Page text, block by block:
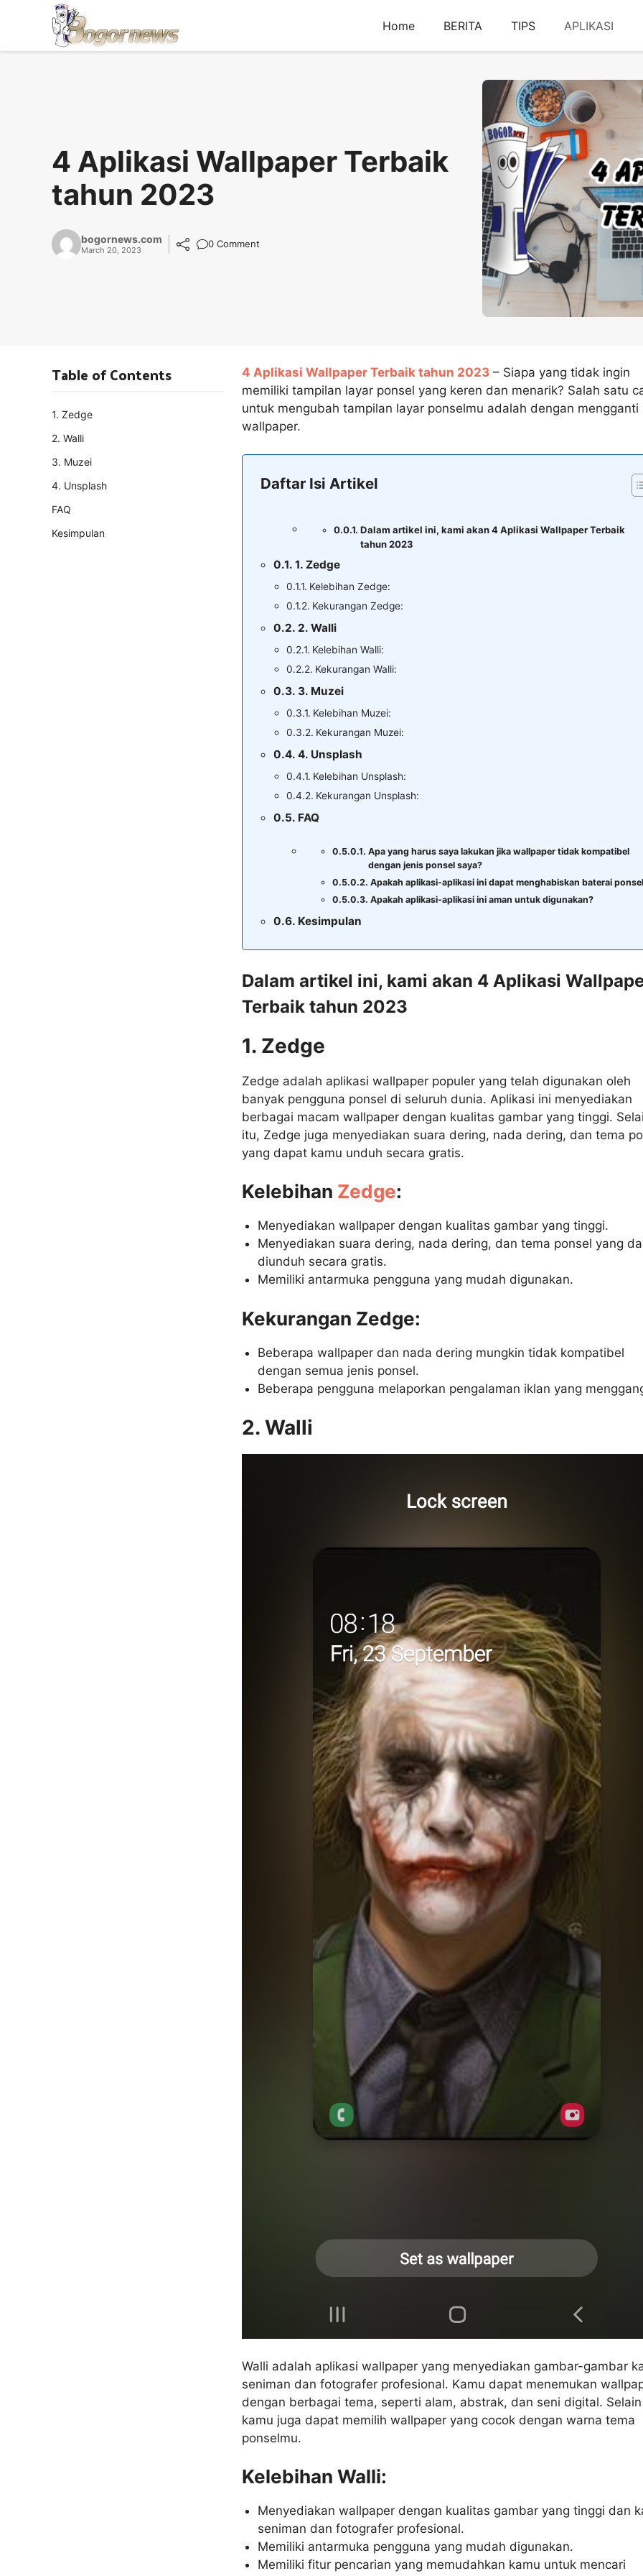
Home BERITA TIPS APLIKASI
4 Aplikasi Wallpaper Terbaik
tahun 2023
bogornews.com
March 20, 2023
0 Comment
4 Aplikasi Wallpaper Terbaik tahun 2023 – Siapa yang tidak ingin
memiliki tampilan layar ponsel yang keren dan menarik? Salah satu
untuk mengubah tampilan layar ponselmu adalah dengan mengganti
wallpaper.
Daftar Isi Artikel
Dalam artikel ini, kami akan 4 Aplikasi Wallpaper Terbaik
tahun 2023
1. Zedge
Kelebihan Zedge:
Kekurangan Zedge:
2. Walli
Kelebihan Walli:
Kekurangan Walli:
3. Muzei
Kelebihan Muzei:
Kekurangan Muzei:
4. Unsplash
Kelebihan Unsplash:
Kekurangan Unsplash:
FAQ
Apa yang harus saya lakukan jika wallpaper tidak kompatibel
dengan jenis ponsel saya?
Apakah aplikasi-aplikasi ini dapat menghabiskan baterai
Apakah aplikasi-aplikasi ini aman untuk digunakan?
Kesimpulan
Dalam artikel ini, kami akan 4 Aplikasi
Terbaik tahun 2023
1. Zedge
Zedge adalah aplikasi wallpaper populer yang telah digunakan oleh
banyak pengguna ponsel di seluruh dunia. Aplikasi ini menyediakan
berbagai macam wallpaper dengan kualitas gambar yang tinggi.
itu, Zedge juga menyediakan suara dering, nada dering, dan tema
yang dapat kamu unduh secara gratis.
Kelebihan Zedge:
Menyediakan wallpaper dengan kualitas gambar yang tinggi.
Menyediakan suara dering, nada dering, dan tema ponsel yang
diunduh secara gratis.
Memiliki antarmuka pengguna yang mudah digunakan.
Kekurangan Zedge:
Beberapa wallpaper dan nada dering mungkin tidak kompatibel
dengan semua jenis ponsel.
Beberapa pengguna melaporkan pengalaman iklan yang
2. Walli
Walli adalah aplikasi wallpaper yang menyediakan gambar-gambar
seniman dan fotografer profesional. Kamu dapat menemukan
dengan berbagai tema, seperti alam, abstrak, dan seni digital.
kamu juga dapat memilih wallpaper yang cocok dengan warna tema
ponselmu.
Kelebihan Walli:
Menyediakan wallpaper dengan kualitas gambar yang tinggi dan
seniman dan fotografer profesional.
Memiliki antarmuka pengguna yang mudah digunakan.
Memiliki fitur pencarian yang memudahkan kamu untuk mencari
Table of Contents
1. Zedge
2. Walli
3. Muzei
4. Unsplash
FAQ
Kesimpulan